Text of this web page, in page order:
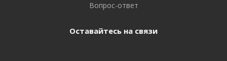
Вопрос-ответ
Оставайтесь на связи